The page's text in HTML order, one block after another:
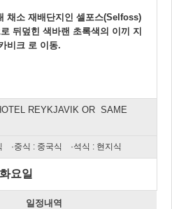
채소 재배단지인 셀포스(Selfoss)
뒤덮힌 색바랜 초록색의 이끼 지
비크 로 이동.
REYKJAVIK OR SAME
·중식 : 중국식 ·석식 : 현지식
요일
일정내역